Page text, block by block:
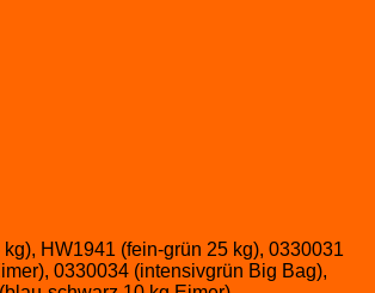
HW1941 (fein-grün 25 kg), 0330031
0330034 (intensivgrün Big Bag),